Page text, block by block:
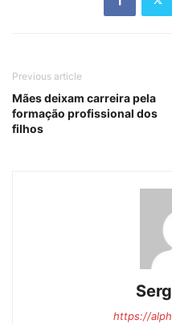
Previous article
Mães deixam carreira pela
formação profissional dos
filhos
https://